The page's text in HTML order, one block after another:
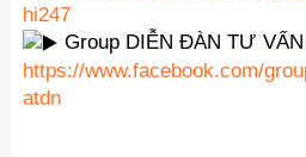
hi247
Group DIỄN ĐÀN TƯ VẤN
https://www.facebook.com/
atdn